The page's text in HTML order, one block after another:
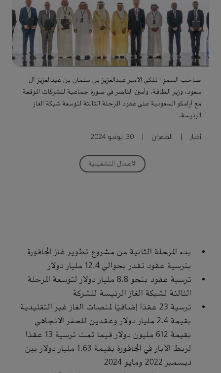
صاحب السمو ا لملكي الأمير عبدالعزيز بن سلمان بن عبدالعزيز آل
سعود، وزير الطاقة، وأمين الناصر في صورة جماعية للشركات الموقعة
مع أرامكو السعودية على عقود المرحلة الثالثة لتوسعة شبكة الغاز
الرئيسة.
أخبار الظهران 30, يونيو 2024
الأعمال التشغيلية
بدء المرحلة الثانية من مشروع تطوير غاز الجافورة
بترسية عقود تقدر بحوالي 12.4 مليار دولار
ترسية عقود بنحو 8.8 مليار دولار لتوسعة المرحلة
الثالثة لشبكة الغاز الرئيسة للشركة
ترسية 23 عقدًا إضافيًا لمنصات الغاز غير التقليدية
بقيمة 2.4 مليار دولار وعقدين للحفر الاتجاهي
بقيمة 612 مليون دولار فيما تمت ترسية 13 عقدًا
لربط الآبار في الجافورة بقيمة 1.63 مليار دولار بين
ديسمبر 2022 ومايو 2024